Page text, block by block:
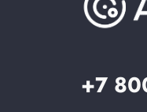
+7
Вопрос-ответ
Запрос в поддержку